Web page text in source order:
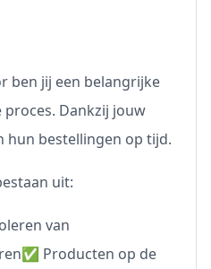
ben jij een belangrijke
Dankzij jouw
hun bestellingen op tijd.
uit:
van
Producten op de